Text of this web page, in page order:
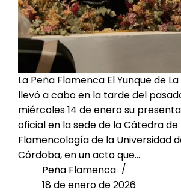
La Peña Flamenca El Yunque de
llevó a cabo en la tarde del
miércoles 14 de enero su
oficial en la sede de la Cátedra de
Flamencología de la Universidad
Córdoba, en un acto que…
Peña Flamenca
18 de enero de 2026